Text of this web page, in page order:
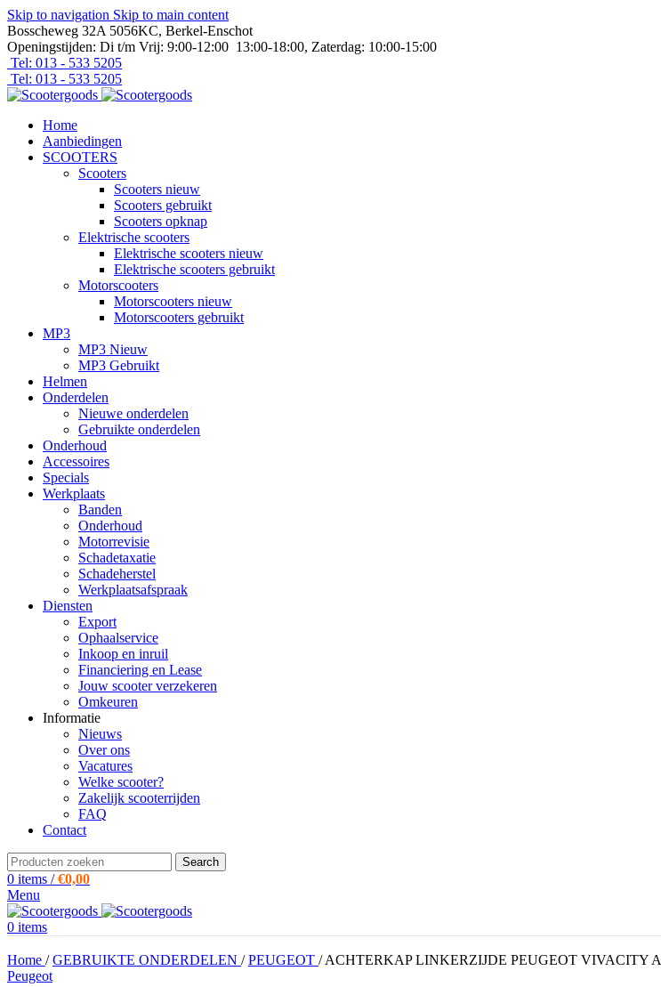
Skip to navigation Skip to main content
Bosscheweg 32A 5056KC, Berkel-Enschot
Openingstijden: Di t/m Vrij: 9:00-12:00 13:00-18:00, Zaterdag: 10:00-15:00
Tel: 013 - 533 5205
Tel: 013 - 533 5205
Home
Aanbiedingen
SCOOTERS
Scooters
Scooters nieuw
Scooters gebruikt
Scooters opknap
Elektrische scooters
Elektrische scooters nieuw
Elektrische scooters gebruikt
Motorscooters
Motorscooters nieuw
Motorscooters gebruikt
MP3
MP3 Nieuw
MP3 Gebruikt
Helmen
Onderdelen
Nieuwe onderdelen
Gebruikte onderdelen
Onderhoud
Accessoires
Specials
Werkplaats
Banden
Onderhoud
Motorrevisie
Schadetaxatie
Schadeherstel
Werkplaatsafspraak
Diensten
Export
Ophaalservice
Inkoop en inruil
Financiering en Lease
Jouw scooter verzekeren
Omkeuren
Informatie
Nieuws
Over ons
Vacatures
Welke scooter?
Zakelijk scooterrijden
FAQ
Contact
Search
0 items / €0,00
Menu
0 items
Home / GEBRUIKTE ONDERDELEN / PEUGEOT / ACHTERKAP LINKERZIJDE PEUGEOT VIVACITY A
Peugeot